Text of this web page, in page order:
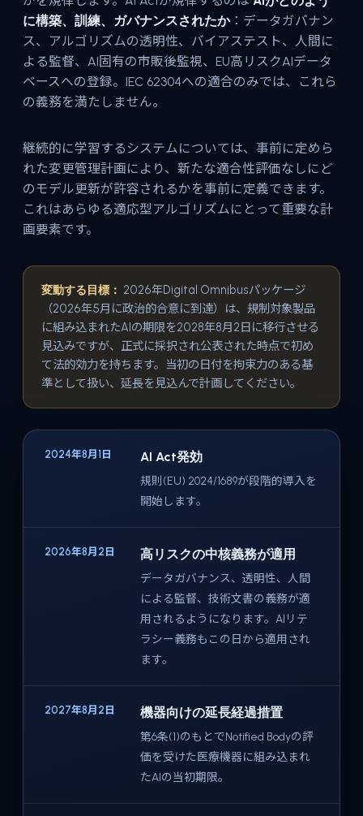
に構築、訓練、ガバナンスされたか：データガバナン
ス、アルゴリズムの透明性、バイアステスト、人間に
よる監督、AI固有の市販後監視、EU高リスクAIデータ
ベースへの登録。IEC 62304への適合のみでは、これら
の義務を満たしません。
継続的に学習するシステムについては、事前に定めら
れた変更管理計画により、新たな適合性評価なしにど
のモデル更新が許容されるかを事前に定義できます。
これはあらゆる適応型アルゴリズムにとって重要な計
画要素です。
変動する目標： 2026年Digital Omnibusパッケージ
（2026年5月に政治的合意に到達）は、規制対象製品
に組み込まれたAIの期限を2028年8月2日に移行させる
見込みですが、正式に採択され公表された時点で初め
て法的効力を持ちます。当初の日付を拘束力のある基
準として扱い、延長を見込んで計画してください。
2024年8月1日 AI Act発効
規則(EU) 2024/1689が段階的導入を
開始します。
2026年8月2日 高リスクの中核義務が適用
データガバナンス、透明性、人間
による監督、技術文書の義務が適
用されるようになります。AIリテ
ラシー義務もこの日から適用され
ます。
2027年8月2日 機器向けの延長経過措置
第6条(1)のもとでNotified Bodyの評
価を受けた医療機器に組み込まれ
たAIの当初期限。